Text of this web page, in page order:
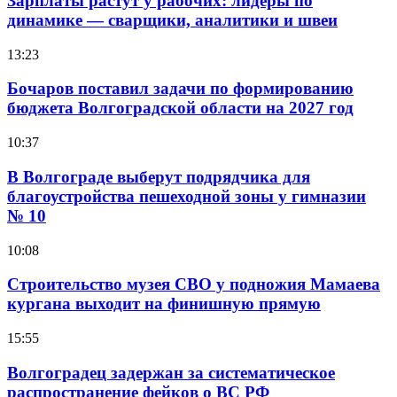
динамике — сварщики, аналитики и швеи
13:23
Бочаров поставил задачи по формированию
бюджета Волгоградской области на 2027 год
10:37
В Волгограде выберут подрядчика для
благоустройства пешеходной зоны у гимназии
№ 10
10:08
Строительство музея СВО у подножия Мамаева
кургана выходит на финишную прямую
15:55
Волгоградец задержан за систематическое
распространение фейков о ВС РФ